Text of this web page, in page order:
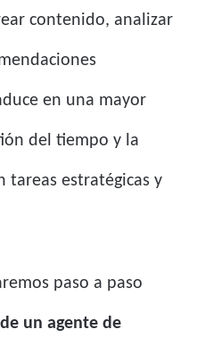
contenido, analizar
en una mayor
del tiempo y la
tareas estratégicas y
paso a paso
un agente de